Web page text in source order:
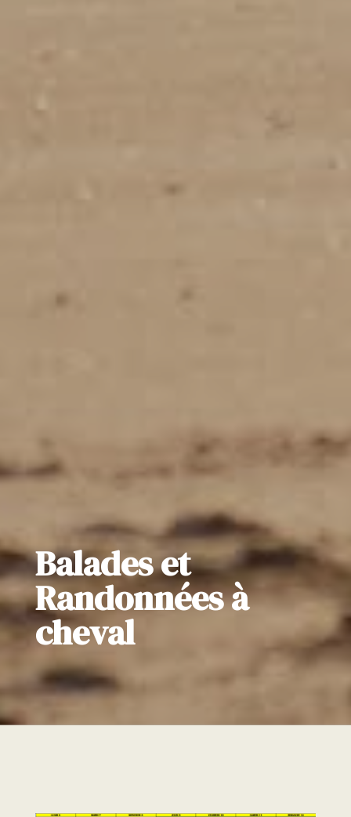
Balades et
Randonnées à
cheval